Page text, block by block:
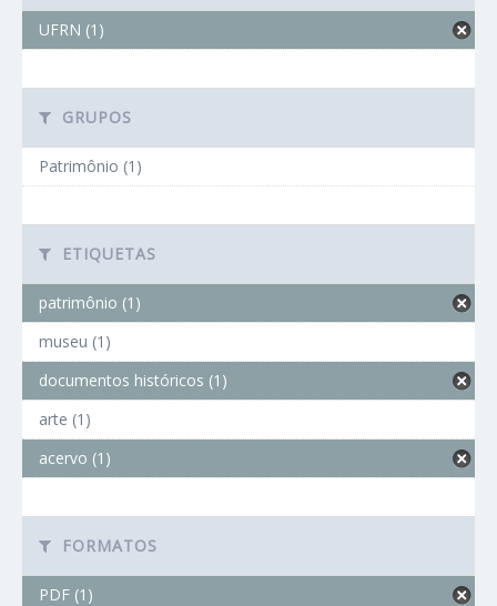
UFRN (1)
GRUPOS
Patrimônio (1)
ETIQUETAS
patrimônio (1)
museu (1)
documentos históricos (1)
arte (1)
acervo (1)
FORMATOS
PDF (1)